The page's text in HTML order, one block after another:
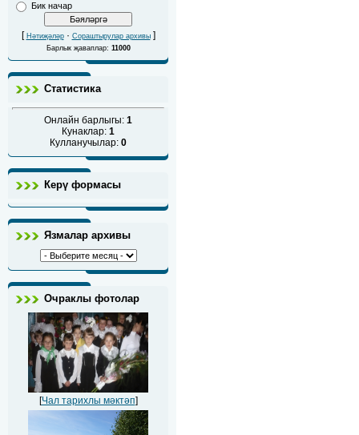
Бик начар
[ Нәтиҗәләр· Сораштырулар архивы]
Барлык җаваплар: 11000
Статистика
Онлайн барлыгы: 1
Кунаклар: 1
Кулланучылар: 0
Керү формасы
Язмалар архивы
Очраклы фотолар
[Чал тарихлы мәктәп]